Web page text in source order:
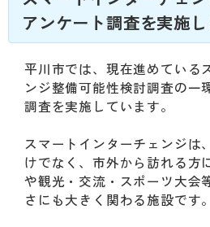
アンケート調査を実施
平川市では、現在進めている
ンジ整備可能性検討調査の一
調査を実施しています。
スマートインターチェンジは
けでなく、市外から訪れる方
や観光・交流・スポーツ大会
さにも大きく関わる施設です。